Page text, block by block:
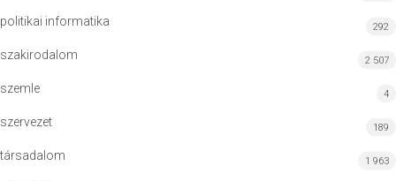
politikai informatika 292
szakirodalom 2 507
szemle 4
szervezet 189
társadalom 1 963